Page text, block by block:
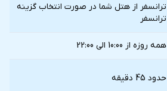
ترانسفر از هتل شما در صورت انتخاب گزينه
ترانسفر
همه روزه از 10:00 الی 22:00
حدود 45 دقیقه